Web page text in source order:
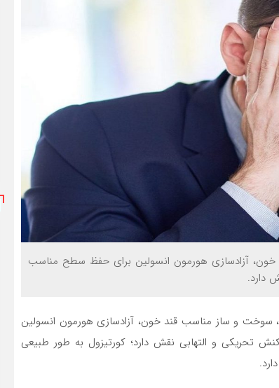
آزادسازی هورمون انسولین برای حفظ سطح مناسب
دارد.
سوخت و ساز مناسب قند خون، آزادسازی هورمون انسولین
و التهابی نقش دارد؛ کورتیزول به طور طبیعی